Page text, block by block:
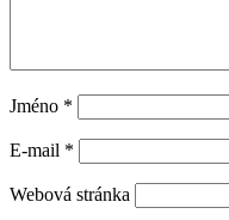
Jméno *
E-mail *
Webová stránka